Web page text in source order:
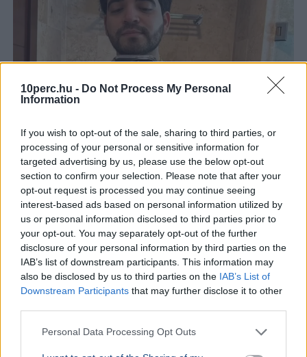
10perc.hu - Do Not Process My Personal
Information
If you wish to opt-out of the sale, sharing to third parties, or
processing of your personal or sensitive information for
targeted advertising by us, please use the below opt-out
section to confirm your selection. Please note that after your
opt-out request is processed you may continue seeing
interest-based ads based on personal information utilized by
us or personal information disclosed to third parties prior to
your opt-out. You may separately opt-out of the further
disclosure of your personal information by third parties on the
IAB’s list of downstream participants. This information may
also be disclosed by us to third parties on the IAB’s List of
Downstream Participants that may further disclose it to other
Personal Data Processing Opt Outs
César Gastélum mexikói influenszert TikTok-élőzés
közben lőtte agyon két motoros támadó Culiacánban, a
gyilkosság hátterében kartellrivalizálás állhat.
Bővebben...
KÜLFÖLD 2026. augusztus 5.
Letartóztattak egy fegyveres férfit Trump
látogatása előtt Kaliforniában